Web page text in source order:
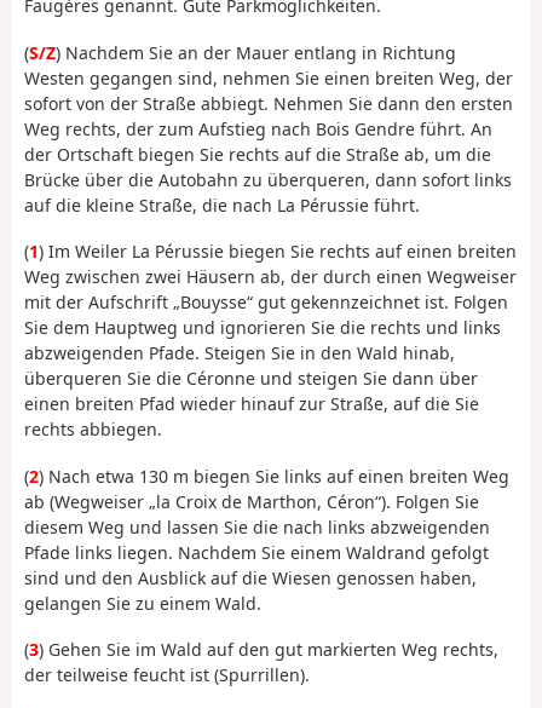
Faugères genannt. Gute Parkmöglichkeiten.
(S/Z) Nachdem Sie an der Mauer entlang in Richtung
Westen gegangen sind, nehmen Sie einen breiten Weg, der
sofort von der Straße abbiegt. Nehmen Sie dann den ersten
Weg rechts, der zum Aufstieg nach Bois Gendre führt. An
der Ortschaft biegen Sie rechts auf die Straße ab, um die
Brücke über die Autobahn zu überqueren, dann sofort links
auf die kleine Straße, die nach La Pérussie führt.
(1) Im Weiler La Pérussie biegen Sie rechts auf einen breiten
Weg zwischen zwei Häusern ab, der durch einen Wegweiser
mit der Aufschrift „Bouysse“ gut gekennzeichnet ist. Folgen
Sie dem Hauptweg und ignorieren Sie die rechts und links
abzweigenden Pfade. Steigen Sie in den Wald hinab,
überqueren Sie die Céronne und steigen Sie dann über
einen breiten Pfad wieder hinauf zur Straße, auf die Sie
rechts abbiegen.
(2) Nach etwa 130 m biegen Sie links auf einen breiten Weg
ab (Wegweiser „la Croix de Marthon, Céron“). Folgen Sie
diesem Weg und lassen Sie die nach links abzweigenden
Pfade links liegen. Nachdem Sie einem Waldrand gefolgt
sind und den Ausblick auf die Wiesen genossen haben,
gelangen Sie zu einem Wald.
(3) Gehen Sie im Wald auf den gut markierten Weg rechts,
der teilweise feucht ist (Spurrillen).